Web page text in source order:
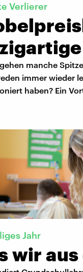
Verlierer
manche
immer wieder
haben? Ein
Jahr
wir